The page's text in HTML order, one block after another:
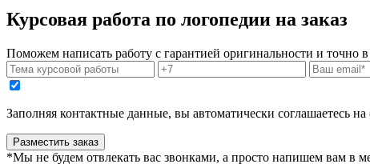
Курсовая работа по логопедии на заказ
Поможем написать работу с гарантией оригинальности и точно
Заполняя контактные данные, вы автоматически соглашаетесь на
Разместить заказ
*Мы не будем отвлекать вас звонками, а просто напишем вам в